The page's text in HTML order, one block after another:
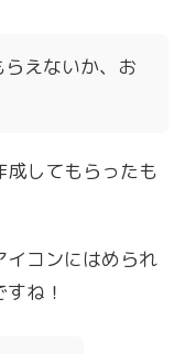
えないか、お
してもらったも
イコンにはめられ
ね！